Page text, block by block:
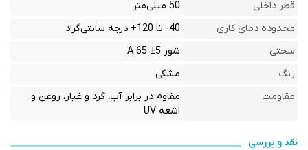
قطر داخلی
50 میلی‌متر
محدوده دمای کاری
40- تا 120+ درجه سانتی‌گراد
سختی
شور A 65 ±5
رنگ
مشکی
مقاومت
مقاوم در برابر آب، گرد و غبار، روغن و
اشعه UV
نقد و بررسی